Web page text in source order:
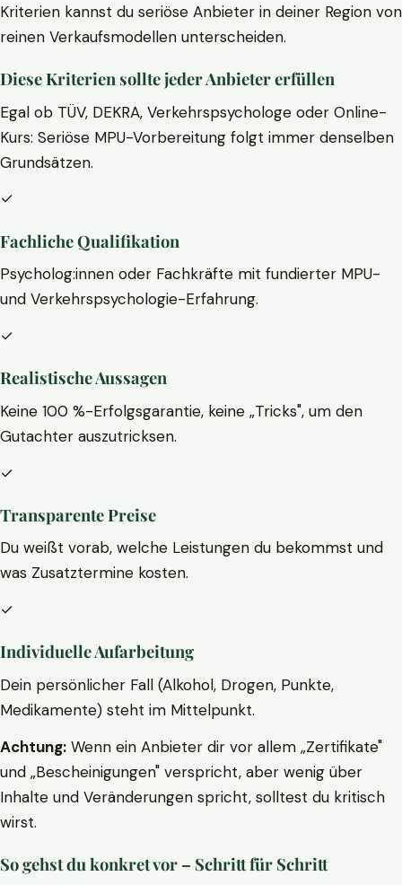
Kriterien kannst du seriöse Anbieter in deiner Region von
reinen Verkaufsmodellen unterscheiden.
Diese Kriterien sollte jeder Anbieter erfüllen
Egal ob TÜV, DEKRA, Verkehrspsychologe oder Online-
Kurs: Seriöse MPU-Vorbereitung folgt immer denselben
Grundsätzen.
✓
Fachliche Qualifikation
Psycholog:innen oder Fachkräfte mit fundierter MPU-
und Verkehrspsychologie-Erfahrung.
✓
Realistische Aussagen
Keine 100 %-Erfolgsgarantie, keine „Tricks", um den
Gutachter auszutricksen.
✓
Transparente Preise
Du weißt vorab, welche Leistungen du bekommst und
was Zusatztermine kosten.
✓
Individuelle Aufarbeitung
Dein persönlicher Fall (Alkohol, Drogen, Punkte,
Medikamente) steht im Mittelpunkt.
Achtung: Wenn ein Anbieter dir vor allem „Zertifikate"
und „Bescheinigungen" verspricht, aber wenig über
Inhalte und Veränderungen spricht, solltest du kritisch
wirst.
So gehst du konkret vor – Schritt für Schritt